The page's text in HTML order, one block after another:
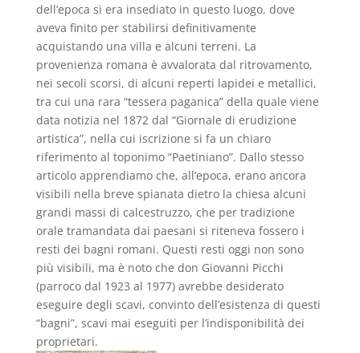
dell’epoca si era insediato in questo luogo, dove
aveva finito per stabilirsi definitivamente
acquistando una villa e alcuni terreni. La
provenienza romana è avvalorata dal ritrovamento,
nei secoli scorsi, di alcuni reperti lapidei e metallici,
tra cui una rara “tessera paganica” della quale viene
data notizia nel 1872 dal “Giornale di erudizione
artistica”, nella cui iscrizione si fa un chiaro
riferimento al toponimo “Paetiniano”. Dallo stesso
articolo apprendiamo che, all’epoca, erano ancora
visibili nella breve spianata dietro la chiesa alcuni
grandi massi di calcestruzzo, che per tradizione
orale tramandata dai paesani si riteneva fossero i
resti dei bagni romani. Questi resti oggi non sono
più visibili, ma è noto che don Giovanni Picchi
(parroco dal 1923 al 1977) avrebbe desiderato
eseguire degli scavi, convinto dell’esistenza di questi
“bagni”, scavi mai eseguiti per l’indisponibilità dei
proprietari.